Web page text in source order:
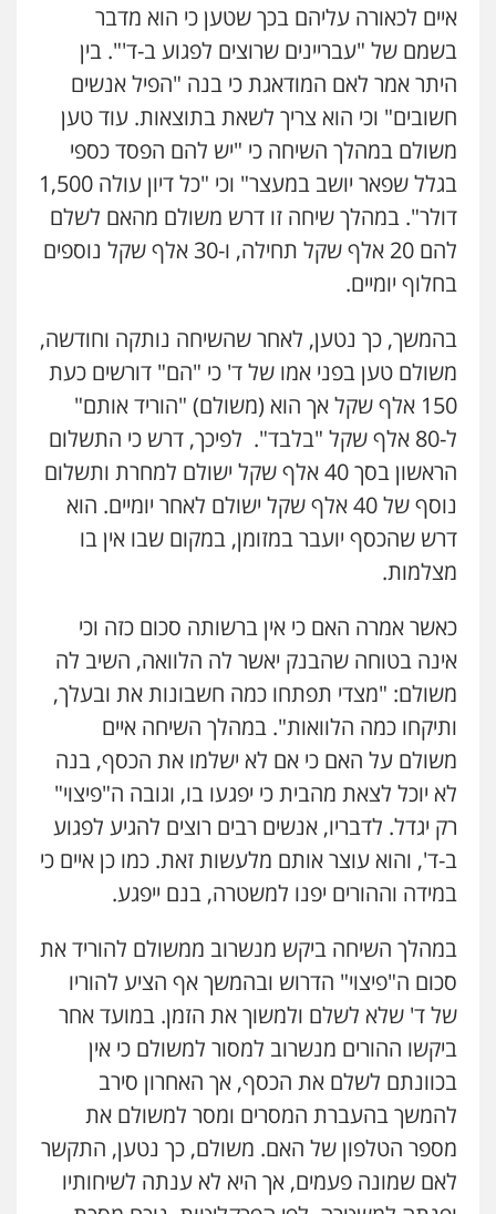
איים לכאורה עליהם בכך שטען כי הוא מדבר
בשמם של "עבריינים שרוצים לפגוע ב-ד'". בין
היתר אמר לאם המודאגת כי בנה "הפיל אנשים
חשובים" וכי הוא צריך לשאת בתוצאות. עוד טען
משולם במהלך השיחה כי "יש להם הפסד כספי
בגלל שפאר יושב במעצר" וכי "כל דיון עולה 1,500
דולר". במהלך שיחה זו דרש משולם מהאם לשלם
להם 20 אלף שקל תחילה, ו-30 אלף שקל נוספים
בחלוף יומיים.
בהמשך, כך נטען, לאחר שהשיחה נותקה וחודשה,
משולם טען בפני אמו של ד' כי "הם" דורשים כעת
150 אלף שקל אך הוא (משולם) "הוריד אותם"
ל-80 אלף שקל "בלבד". לפיכך, דרש כי התשלום
הראשון בסך 40 אלף שקל ישולם למחרת ותשלום
נוסף של 40 אלף שקל ישולם לאחר יומיים. הוא
דרש שהכסף יועבר במזומן, במקום שבו אין בו
מצלמות.
כאשר אמרה האם כי אין ברשותה סכום כזה וכי
אינה בטוחה שהבנק יאשר לה הלוואה, השיב לה
משולם: "מצדי תפתחו כמה חשבונות את ובעלך,
ותיקחו כמה הלוואות". במהלך השיחה איים
משולם על האם כי אם לא ישלמו את הכסף, בנה
לא יוכל לצאת מהבית כי יפגעו בו, וגובה ה"פיצוי"
רק יגדל. לדבריו, אנשים רבים רוצים להגיע לפגוע
ב-ד', והוא עוצר אותם מלעשות זאת. כמו כן איים כי
במידה וההורים יפנו למשטרה, בנם ייפגע.
במהלך השיחה ביקש מנשרוב ממשולם להוריד את
סכום ה"פיצוי" הדרוש ובהמשך אף הציע להוריו
של ד' שלא לשלם ולמשוך את הזמן. במועד אחר
ביקשו ההורים מנשרוב למסור למשולם כי אין
בכוונתם לשלם את הכסף, אך האחרון סירב
להמשך בהעברת המסרים ומסר למשולם את
מספר הטלפון של האם. משולם, כך נטען, התקשר
לאם שמונה פעמים, אך היא לא ענתה לשיחותיו
עו"ד אייל אביטל
פלילי פשיעה חמורה מעצרים וחקירות
0544712201
עו"ד רונן בנדל
משפט פלילי פשיעה חמורה פלילי
0524282442